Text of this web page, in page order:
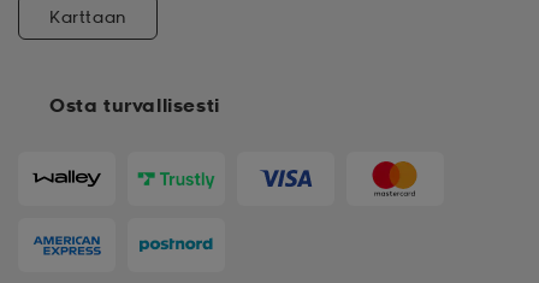
Osta turvallisesti
Karttaan